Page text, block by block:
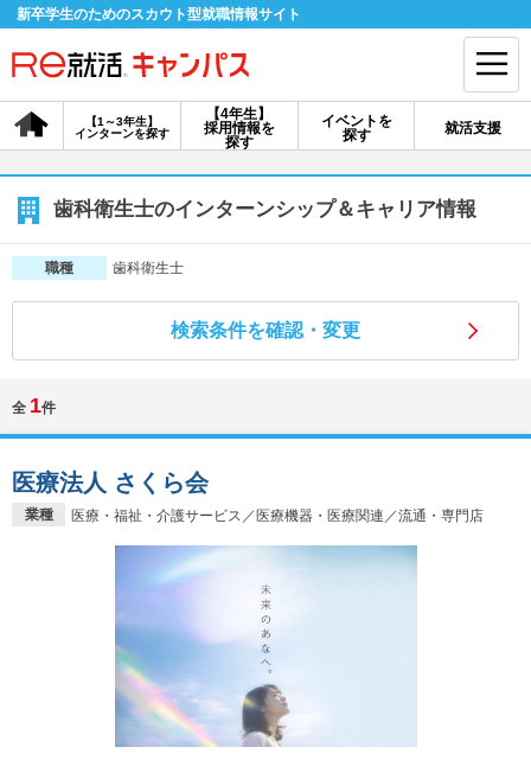
新卒学生のためのスカウト型就職情報サイト
【4年生】
採用情報を
探す
【1～3年生】
インターンを探す
イベントを
探す
就活支援
会員登録 ログイン
会員ID・パスワードを忘れた方はこちら
探す
【4年生】
【1～3年生】
イベントを探す スカウト お知らせ
就活ノウハウ・サポート
就活支援
適職診断
あなたに合う仕事を診断！
就活ニュースペーパー よくある質問
歯科衛生士のインターンシップ＆キャリア情報
職種 歯科衛生士
検索条件を確認・変更
全 1件
業種 医療・福祉・介護サービス／医療機器・医療関連／流通・専門店
医療法人 さくら会